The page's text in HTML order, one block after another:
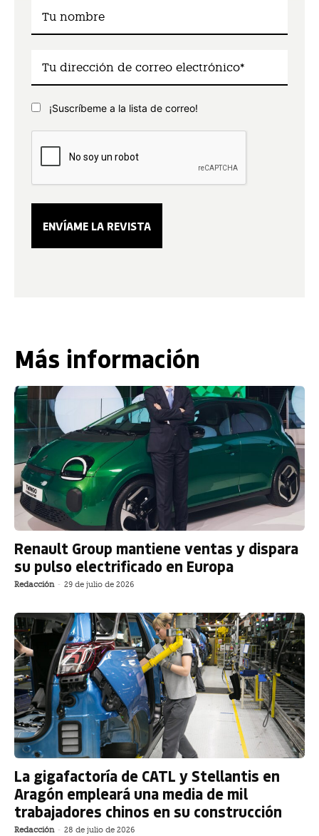
¡Suscríbeme a la lista de correo!
Más información
Renault Group mantiene ventas y dispara
su pulso electrificado en Europa
Redacción - 29 de julio de 2026
La gigafactoría de CATL y Stellantis en
Aragón empleará una media de mil
trabajadores chinos en su construcción
Redacción - 28 de julio de 2026